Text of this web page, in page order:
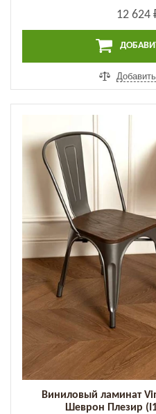
12 624
Виниловый ламинат
Шеврон Плезир